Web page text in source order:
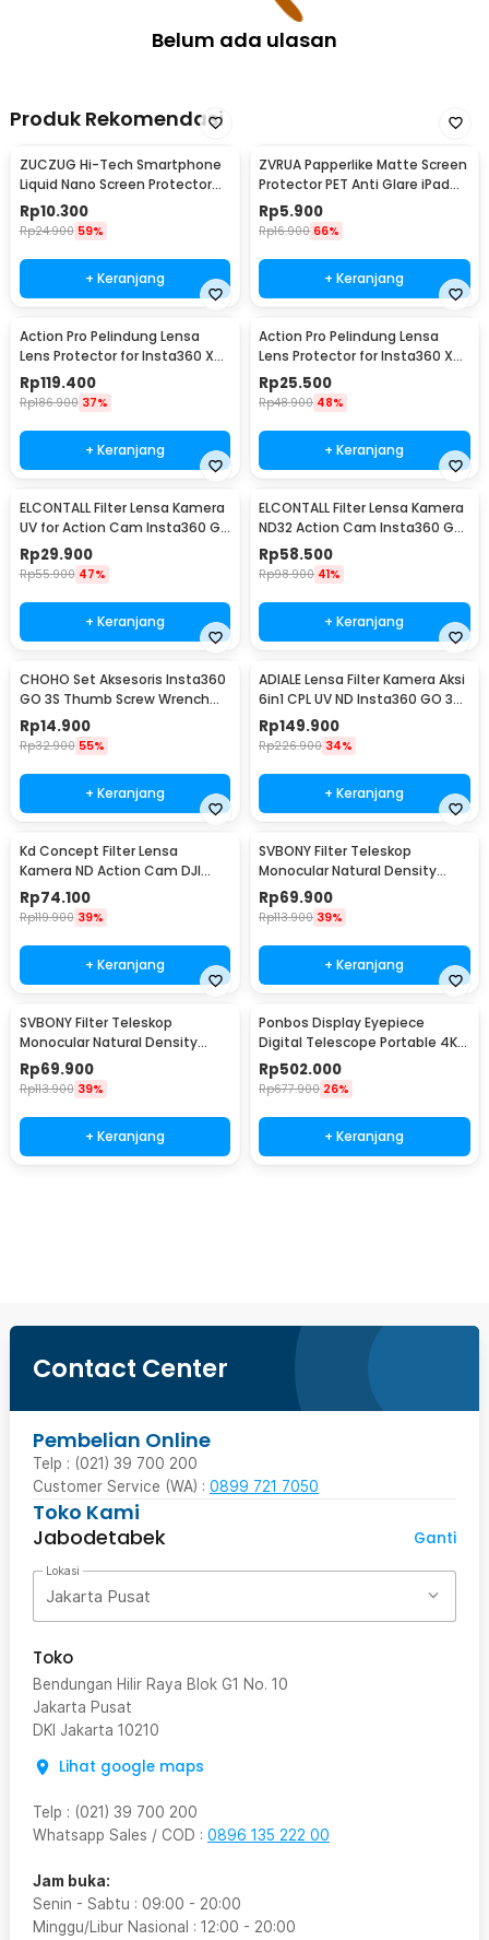
Belum ada ulasan
Produk Rekomendasi
ZUCZUG Hi-Tech Smartphone
Liquid Nano Screen Protector
9H 2ml - S1
Rp10.300
Rp24.900 59%
+ Keranjang
ZVRUA Papperlike Matte Screen
Protector PET Anti Glare iPad
Pro 11inch
Rp5.900
Rp16.900 66%
+ Keranjang
Action Pro Pelindung Lensa
Lens Protector for Insta360 X4
Action Cam Tempered Glass -
49BJS
Rp119.400
Rp186.900 37%
+ Keranjang
Action Pro Pelindung Lensa
Lens Protector for Insta360 X4
Action Cam PC - 49BJS
Rp25.500
Rp48.900 48%
+ Keranjang
ELCONTALL Filter Lensa Kamera
UV for Action Cam Insta360 Go
3S - 7450
Rp29.900
Rp55.900 47%
+ Keranjang
ELCONTALL Filter Lensa Kamera
ND32 Action Cam Insta360 Go
2/3 - 7451
Rp58.500
Rp98.900 41%
+ Keranjang
CHOHO Set Aksesoris Insta360
GO 3S Thumb Screw Wrench
Mounting Kit - CH4
Rp14.900
Rp32.900 55%
+ Keranjang
ADIALE Lensa Filter Kamera Aksi
6in1 CPL UV ND Insta360 GO 3
Mini - AD6
Rp149.900
Rp226.900 34%
+ Keranjang
Kd Concept Filter Lensa
Kamera ND Action Cam DJI
Action 4/5 Pro ND16 - KFD86
Rp74.100
Rp119.900 39%
+ Keranjang
SVBONY Filter Teleskop
Monocular Natural Density
Eyepiece 1.25 Inch ND8 - SV139
Rp69.900
Rp113.900 39%
+ Keranjang
SVBONY Filter Teleskop
Monocular Natural Density
Eyepiece 1.25 Inch ND4 - SV139
Rp69.900
Rp113.900 39%
+ Keranjang
Ponbos Display Eyepiece
Digital Telescope Portable 4K 3
Inch - NV009Y
Rp502.000
Rp677.900 26%
+ Keranjang
Contact Center
Pembelian Online
Telp : (021) 39 700 200
Customer Service (WA) : 0899 721 7050
Toko Kami
Jabodetabek
Ganti
Lokasi
Jakarta Pusat
Toko
Bendungan Hilir Raya Blok G1 No. 10
Jakarta Pusat
DKI Jakarta 10210
Lihat google maps
Telp : (021) 39 700 200
Whatsapp Sales / COD : 0896 135 222 00
Jam buka:
Senin - Sabtu : 09:00 - 20:00
Minggu/Libur Nasional : 12:00 - 20:00